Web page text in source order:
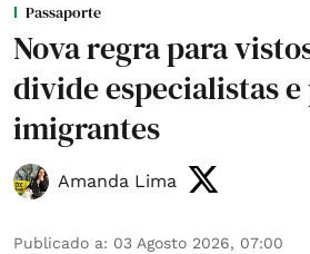
Passaporte
Nova regra para
divide especialistas
imigrantes
Amanda Lima
Publicado a: 03 Agosto 2026, 07:00